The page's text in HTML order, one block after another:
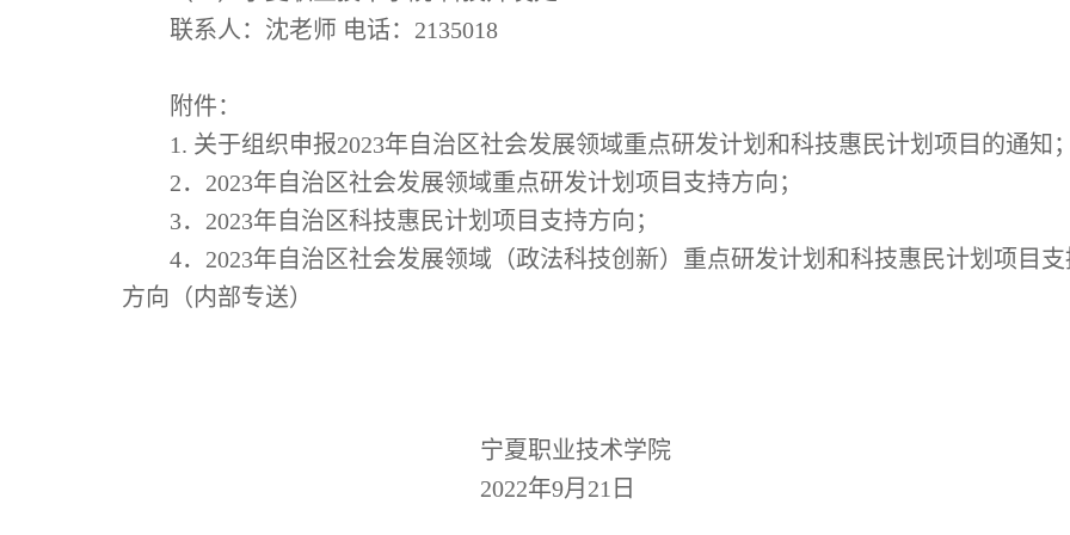
联系人：沈老师 电话： 2135018
附件：
1. 关于组织申报2023年自治区社会发展领域重点研发计划和科技惠民计划项目的通知
2． 2023年自治区社会发展领域重点研发计划项目支持方向；
3． 2023年自治区科技惠民计划项目支持方向；
4． 2023年自治区社会发展领域（政法科技创新）重点研发计划和科技惠民计划项目支
方向（内部专送）
宁夏职业技术学院
2022年9月 21 日